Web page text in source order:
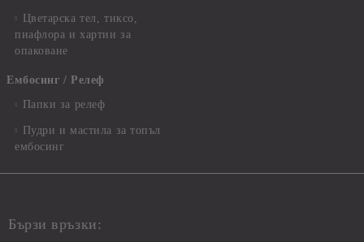
Цветарска тел, тиксо,
пиафлора и хартии за
опаковане
Ембосинг / Релеф
Папки за релеф
Пудри и мастила за топъл
ембосинг
Бързи връзки: